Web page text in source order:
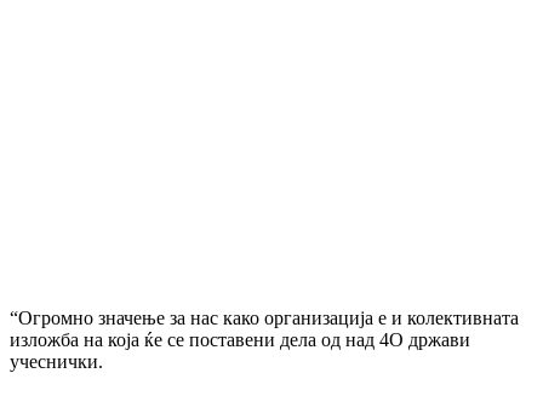
“Огромно значење за нас како организација е и колективната
изложба на која ќе се поставени дела од над 4О држави
учеснички.